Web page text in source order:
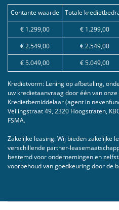
Contante waarde Totale
€ 1.299,00
€ 1.299,00
€ 2.549,00
€ 2.549,00
€ 5.049,00
€ 5.049,00
Kredietvorm: Lening op afbetaling,
uw kredietaanvraag door één van
Kredietbemiddelaar (agent in
Veilingstraat 49, 2320 Hoogstraten,
FSMA.
Zakelijke leasing: Wij bieden zakelijke
verschillende partner-
bestemd voor ondernemingen en
voorbehoud van goedkeuring door de